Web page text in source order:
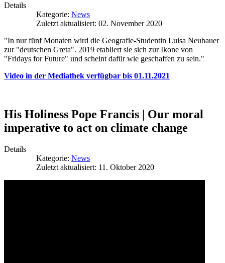
Details
Kategorie: News
Zuletzt aktualisiert: 02. November 2020
"In nur fünf Monaten wird die Geografie-Studentin Luisa Neubauer
zur "deutschen Greta". 2019 etabliert sie sich zur Ikone von
"Fridays for Future" und scheint dafür wie geschaffen zu sein."
Video in der Mediathek verfügbar bis 01.11.2021
His Holiness Pope Francis | Our moral
imperative to act on climate change
Details
Kategorie: News
Zuletzt aktualisiert: 11. Oktober 2020